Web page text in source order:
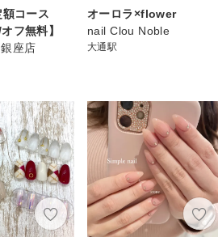
コース
フ無料】
座店
オーロラ×flower
nail Clou Noble
大通駅